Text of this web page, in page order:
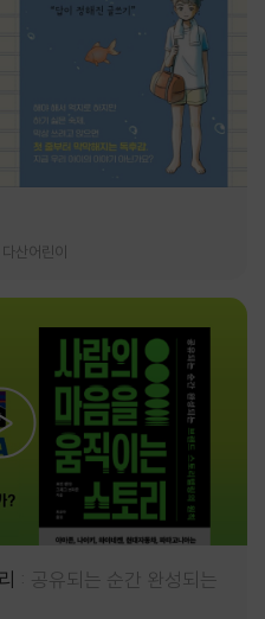
다산어린이
공유되는 순간 완성되는